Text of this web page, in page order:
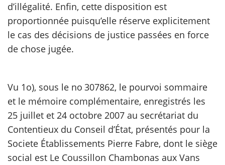
d’illégalité. Enfin, cette disposition est
proportionnée puisqu’elle réserve explicitement
le cas des décisions de justice passées en force
de chose jugée.
Vu 1o), sous le no 307862, le pourvoi sommaire
et le mémoire complémentaire, enregistrés les
25 juillet et 24 octobre 2007 au secrétariat du
Contentieux du Conseil d’État, présentés pour la
Societe Établissements Pierre Fabre, dont le siège
social est Le Coussillon Chambonas aux Vans